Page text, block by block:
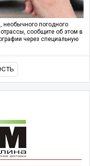
необычного погодного
сообщите об этом в
через специальную